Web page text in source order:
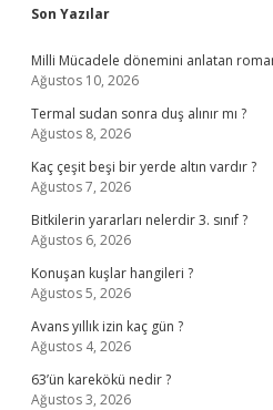
Sidebar
Son Yazılar
Milli Mücadele dönemini anlatan
Ağustos 10, 2026
Termal sudan sonra duş alınır mı ?
Ağustos 8, 2026
Kaç çeşit beşi bir yerde altın vardır ?
Ağustos 7, 2026
Bitkilerin yararları nelerdir 3. sınıf ?
Ağustos 6, 2026
Konuşan kuşlar hangileri ?
Ağustos 5, 2026
Avans yıllık izin kaç gün ?
Ağustos 4, 2026
63’ün karekökü nedir ?
Ağustos 3, 2026